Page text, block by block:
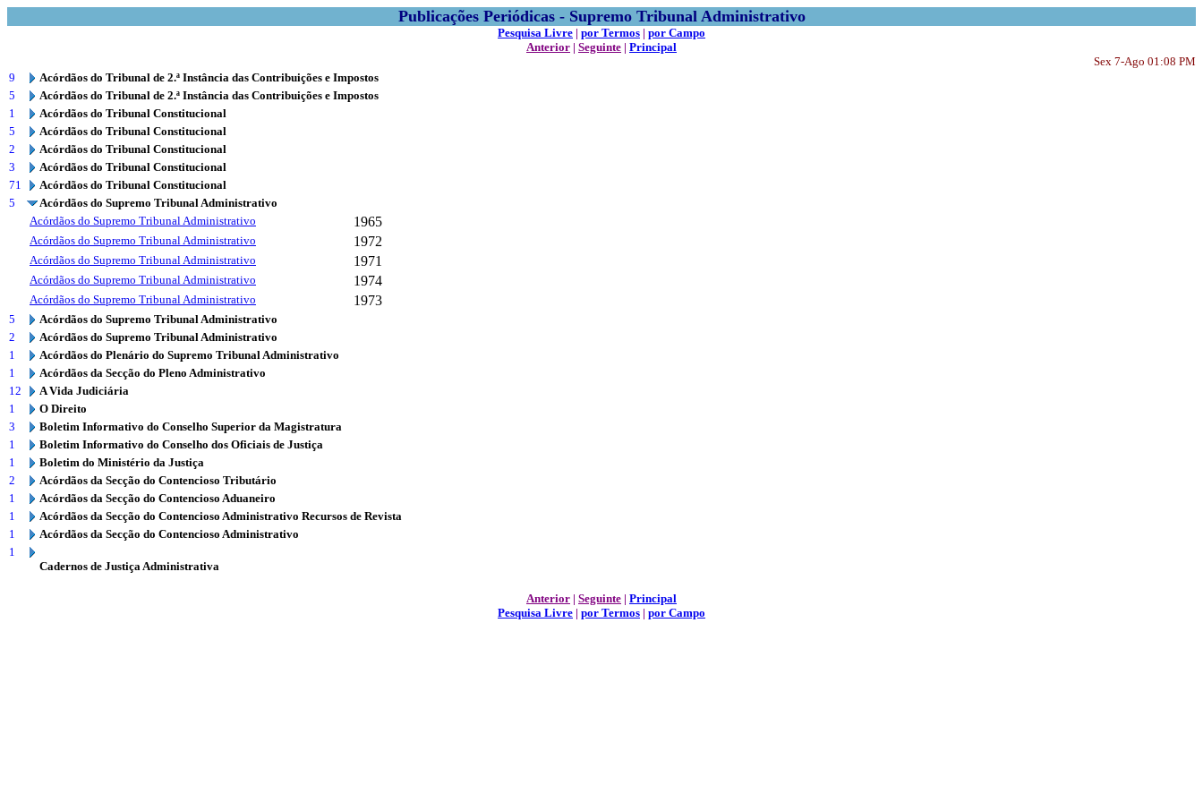
Publicações Periódicas - Supremo Tribunal Administrativo
Pesquisa Livre | por Termos | por Campo
Anterior | Seguinte | Principal
Sex 7-Ago 01:08 PM
9
Acórdãos do Tribunal de 2.ª Instância das Contribuições e Impostos
5
Acórdãos do Tribunal de 2.ª Instância das Contribuições e Impostos
1
Acórdãos do Tribunal Constitucional
5
Acórdãos do Tribunal Constitucional
2
Acórdãos do Tribunal Constitucional
3
Acórdãos do Tribunal Constitucional
71
Acórdãos do Tribunal Constitucional
5
Acórdãos do Supremo Tribunal Administrativo
Acórdãos do Supremo Tribunal Administrativo
1965
Acórdãos do Supremo Tribunal Administrativo 1972
Acórdãos do Supremo Tribunal Administrativo 1971
Acórdãos do Supremo Tribunal Administrativo 1974
Acórdãos do Supremo Tribunal Administrativo 1973
5
Acórdãos do Supremo Tribunal Administrativo
2
Acórdãos do Supremo Tribunal Administrativo
1
Acórdãos do Plenário do Supremo Tribunal Administrativo
1
Acórdãos da Secção do Pleno Administrativo
12
A Vida Judiciária
1
O Direito
3
Boletim Informativo do Conselho Superior da Magistratura
1
Boletim Informativo do Conselho dos Oficiais de Justiça
1
Boletim do Ministério da Justiça
2
Acórdãos da Secção do Contencioso Tributário
1
Acórdãos da Secção do Contencioso Aduaneiro
1
Acórdãos da Secção do Contencioso Administrativo Recursos de Revista
1
Acórdãos da Secção do Contencioso Administrativo
1
Cadernos de Justiça Administrativa
Anterior | Seguinte | Principal
Pesquisa Livre | por Termos | por Campo